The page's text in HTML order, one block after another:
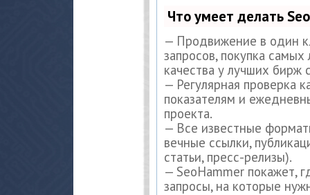
Что умеет делать
— Продвижение в один
запросов, покупка
качества у лучших бирж
— Регулярная проверка
показателям и
проекта.
— Все известные
вечные ссылки,
статьи, пресс-релизы).
— SeoHammer покажет,
запросы, на которые